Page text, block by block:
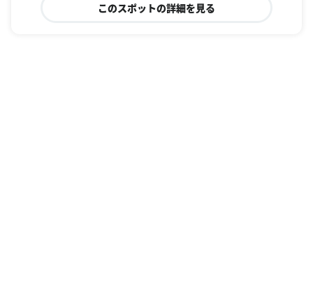
このスポットの詳細を見る